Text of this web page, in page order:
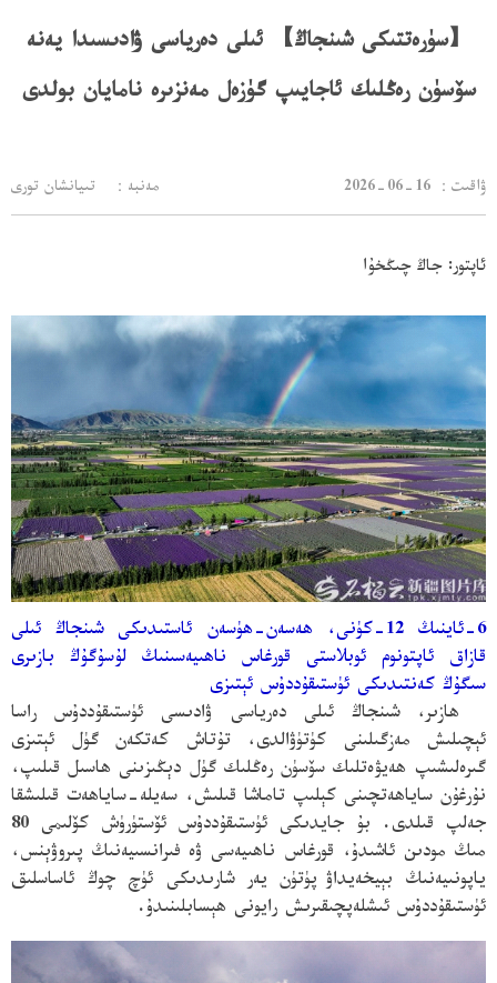
【سۈرەتتىكى شىنجاڭ】 ئىلى دەرياسى ۋادىسىدا يەنە
سۆسۈن رەڭلىك ئاجايىپ گۈزەل مەنزىرە نامايان بولدى
2026-06-16 ：ۋاقىت مەنبە： تىيانشان تورى
ئاپتور: جاڭ چىڭخۇا
6-ئاينىڭ 12-كۈنى، ھەسەن-ھۈسەن ئاستىدىكى شىنجاڭ ئىلى
قازاق ئاپتونوم ئوبلاستى قورغاس ناھىيەسىنىڭ لۇسۇگۇڭ بازىرى
سىگۇڭ كەنتىدىكى ئۈستىقۇددۇس ئېتىزى
ھازىر، شىنجاڭ ئىلى دەرياسى ۋادىسى ئۈستىقۇددۇس راسا
ئېچىلىش مەزگىلىنى كۈتۈۋالدى، تۇتاش كەتكەن گۈل ئېتىزى
گىرەلىشىپ ھەيۋەتلىك سۆسۈن رەڭلىك گۈل دېڭىزىنى ھاسىل قىلىپ،
نۇرغۇن ساياھەتچىنى كېلىپ تاماشا قىلىش، سەيلە-ساياھەت قىلىشقا
جەلپ قىلدى. بۇ جايدىكى ئۈستىقۇددۇس ئۆستۈرۈش كۆلىمى 80
مىڭ مودىن ئاشىدۇ، قورغاس ناھىيەسى ۋە فىرانسىيەنىڭ پىروۋېنس،
ياپونىيەنىڭ بېيخەيداۋ پۈتۈن يەر شارىدىكى ئۈچ چوڭ ئاساسلىق
ئۈستىقۇددۇس ئىشلەپچىقىرىش رايونى ھېسابلىنىدۇ.